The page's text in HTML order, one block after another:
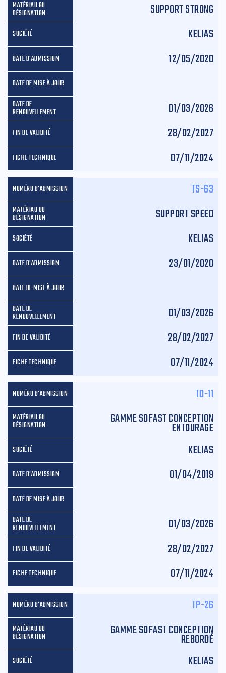
SUPPORT STRONG
KELIAS
12/05/2020
01/03/2026
28/02/2027
07/11/2024
TS-63
SUPPORT SPEED
KELIAS
23/01/2020
01/03/2026
28/02/2027
07/11/2024
TD-11
GAMME SOFAST CONCEPTION
ENTOURAGE
KELIAS
01/04/2019
01/03/2026
28/02/2027
07/11/2024
TP-26
GAMME SOFAST CONCEPTION
REBORDÉ
KELIAS